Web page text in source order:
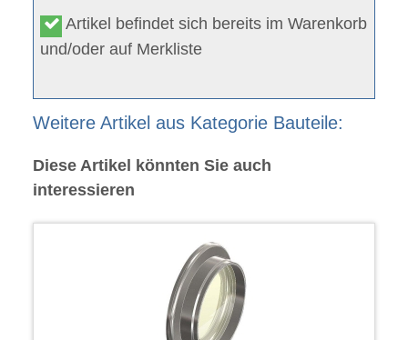
Artikel befindet sich bereits im Warenkorb
und/oder auf Merkliste
Weitere Artikel aus Kategorie Bauteile:
Diese Artikel könnten Sie auch
interessieren